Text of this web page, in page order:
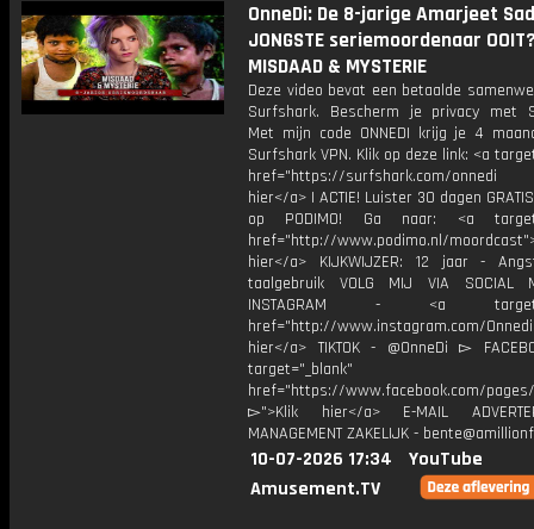
OnneDi: De 8-jarige Amarjeet
JONGSTE seriemoordenaar
MISDAAD & MYSTERIE
Deze video bevat een betaalde
Surfshark. Bescherm je privacy met
Met mijn code ONNEDI krijg je 4
Surfshark VPN. Klik op deze link: <a
href="https://surfshark.com/onnedi
hier</a> | ACTIE! Luister 30 dagen
op PODIMO! Ga naar: <a
href="http://www.podimo.nl/
hier</a> KIJKWIJZER: 12 jaar -
taalgebruik VOLG MIJ VIA SOCIAL
INSTAGRAM - <a
href="http://www.instagram.com/
hier</a> TIKTOK - @OnneDi ▻
target="_blank"
href="https://www.facebook.com/pages/
▻">Klik hier</a> E-MAIL
MANAGEMENT ZAKELIJK -
10-07-2026 17:34
YouTube
Amusement.TV